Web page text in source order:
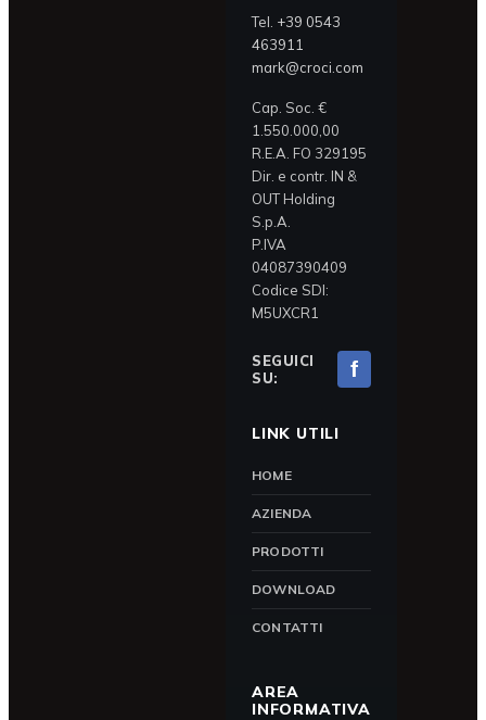
Tel. +39 0543
463911
mark@croci.com
Cap. Soc. €
1.550.000,00
R.E.A. FO 329195
Dir. e contr. IN &
OUT Holding
S.p.A.
P.IVA
04087390409
Codice SDI:
M5UXCR1
SEGUICI
SU:
f
LINK UTILI
HOME
AZIENDA
PRODOTTI
DOWNLOAD
CONTATTI
AREA
INFORMATIVA